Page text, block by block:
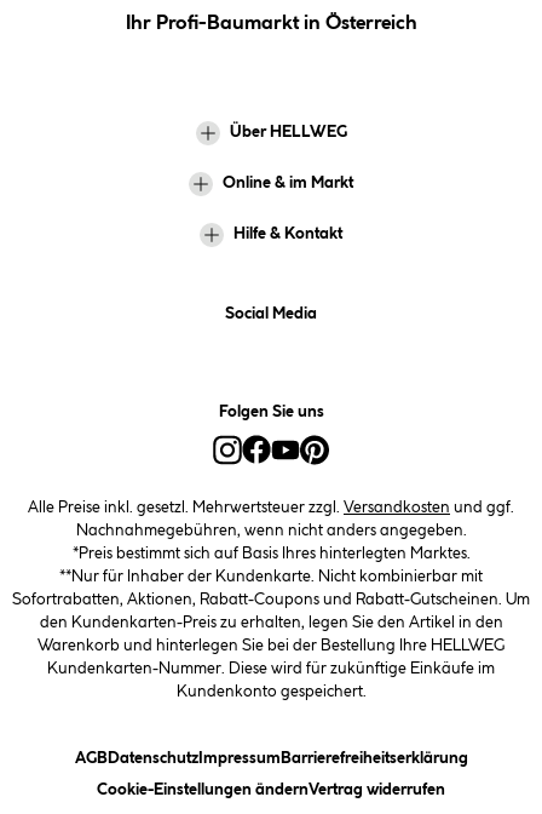
Ihr Profi-Baumarkt in Österreich
Über HELLWEG
Online & im Markt
Hilfe & Kontakt
Social Media
Folgen Sie uns
Alle Preise inkl. gesetzl. Mehrwertsteuer zzgl. Versandkosten und ggf.
Nachnahmegebühren, wenn nicht anders angegeben.
*Preis bestimmt sich auf Basis Ihres hinterlegten Marktes.
**Nur für Inhaber der Kundenkarte. Nicht kombinierbar mit
Sofortrabatten, Aktionen, Rabatt-Coupons und Rabatt-Gutscheinen. Um
den Kundenkarten-Preis zu erhalten, legen Sie den Artikel in den
Warenkorb und hinterlegen Sie bei der Bestellung Ihre HELLWEG
Kundenkarten-Nummer. Diese wird für zukünftige Einkäufe im
Kundenkonto gespeichert.
AGB(öffnet ein Dialogfeld)
Datenschutz(öffnet ein Dialogfeld)
Impressum(öffnet ein Dialogfeld)
Barrierefreiheitserklärung(öffnet
Cookie-Einstellungen ändern(öffnet ein Dialogfeld)
Vertrag widerrufen